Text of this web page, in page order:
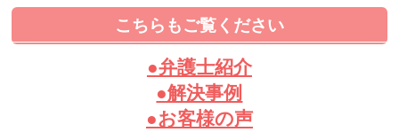
こちらもご覧ください
●弁護士紹介
●解決事例
●お客様の声